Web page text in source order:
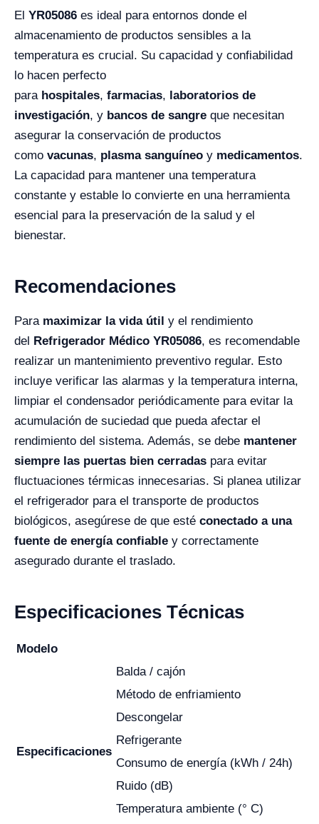
El YR05086 es ideal para entornos donde el
almacenamiento de productos sensibles a la
temperatura es crucial. Su capacidad y confiabilidad
lo hacen perfecto
para hospitales, farmacias, laboratorios de
investigación, y bancos de sangre que necesitan
asegurar la conservación de productos
como vacunas, plasma sanguíneo y medicamentos.
La capacidad para mantener una temperatura
constante y estable lo convierte en una herramienta
esencial para la preservación de la salud y el
bienestar.
Recomendaciones
Para maximizar la vida útil y el rendimiento
del Refrigerador Médico YR05086, es recomendable
realizar un mantenimiento preventivo regular. Esto
incluye verificar las alarmas y la temperatura interna,
limpiar el condensador periódicamente para evitar la
acumulación de suciedad que pueda afectar el
rendimiento del sistema. Además, se debe mantener
siempre las puertas bien cerradas para evitar
fluctuaciones térmicas innecesarias. Si planea utilizar
el refrigerador para el transporte de productos
biológicos, asegúrese de que esté conectado a una
fuente de energía confiable y correctamente
asegurado durante el traslado.
Especificaciones Técnicas
Modelo
Especificaciones
Balda / cajón
Método de enfriamiento
Descongelar
Refrigerante
Consumo de energía (kWh / 24h)
Ruido (dB)
Temperatura ambiente (° C)